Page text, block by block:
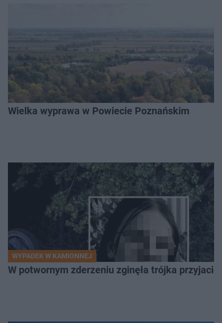
Wielka wyprawa w Powiecie Poznańskim
WYPADEK W KAMIONNEJ
W potwornym zderzeniu zginęła trójka